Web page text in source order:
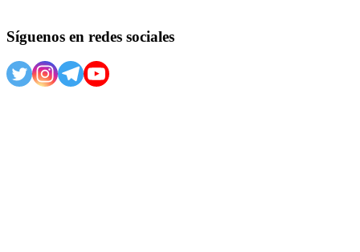
Síguenos en redes sociales